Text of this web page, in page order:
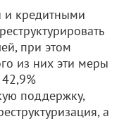
и кредитными
при этом
из них эти меры
поддержку,
а